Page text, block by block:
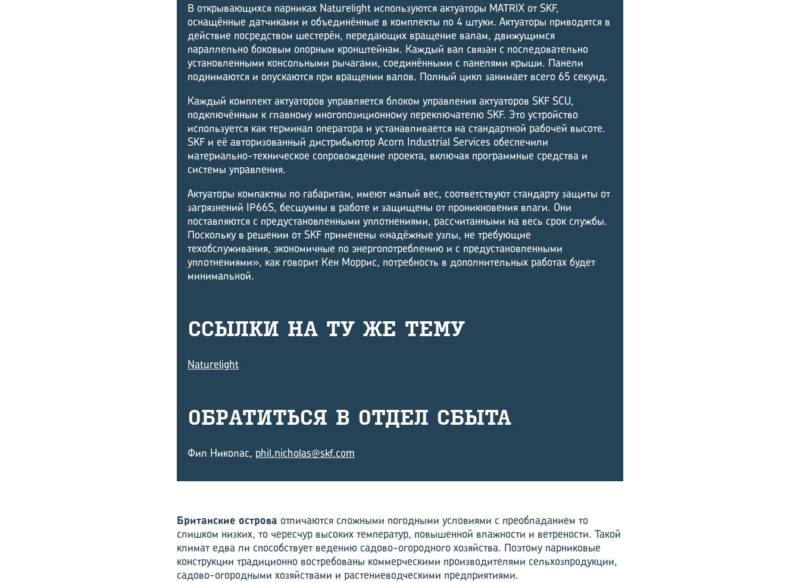
В открывающихся парниках Naturelight используются актуаторы MATRIX от SKF,
оснащённые датчиками и объединённые в комплекты по 4 штуки. Актуаторы приводятся в
действие посредством шестерён, передающих вращение валам, движущимся
параллельно боковым опорным кронштейнам. Каждый вал связан с последовательно
установленными консольными рычагами, соединёнными с панелями крыши. Панели
поднимаются и опускаются при вращении валов. Полный цикл занимает всего 65 секунд.
Каждый комплект актуаторов управляется блоком управления актуаторов SKF SCU,
подключённым к главному многопозиционному переключателю SKF. Это устройство
используется как терминал оператора и устанавливается на стандартной рабочей высоте.
SKF и её авторизованный дистрибьютор Acorn Industrial Services обеспечили
материально-техническое сопровождение проекта, включая программные средства и
системы управления.
Актуаторы компактны по габаритам, имеют малый вес, соответствуют стандарту защиты от
загрязнений IP66S, бесшумны в работе и защищены от проникновения влаги. Они
поставляются с предустановленными уплотнениями, рассчитанными на весь срок службы.
Поскольку в решении от SKF применены «надёжные узлы, не требующие
техобслуживания, экономичные по энергопотреблению и с предустановленными
уплотнениями», как говорит Кен Моррис, потребность в дополнительных работах будет
минимальной.
ССЫЛ­КИ НА ТУ ЖЕ ТЕМУ
Naturelight
ОБ­РА­ТИТЬ­СЯ В ОТДЕЛ СБЫТА
Фил Николас, phil.nicholas@skf.com
Британские острова отличаются сложными погодными условиями с преобладанием то
слишком низких, то чересчур высоких температур, повышенной влажности и ветрености. Такой
климат едва ли способствует ведению садово-огородного хозяйства. Поэтому парниковые
конструкции традиционно востребованы коммерческими производителями сельхозпродукции,
садово-огородными хозяйствами и расте­ниеводческими предприятиями.